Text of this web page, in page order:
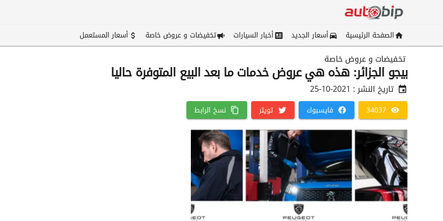
الصفحة الرئيسية
أسعار الجديد أخبار السيارات تخفيضات و عروض خاصة أسعار المستعمل
تخفيضات و عروض خاصة
بيجو الجزائر: هذه هي عروض خدمات ما بعد البيع المتوفرة حاليا
تاريخ النشر : 2021-10-25
34037 فايسبوك تويتر نسخ الرابط